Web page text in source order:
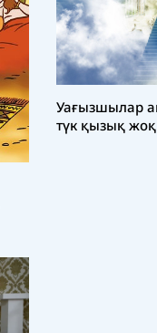
Уағызшылар
түк қызық жоқ